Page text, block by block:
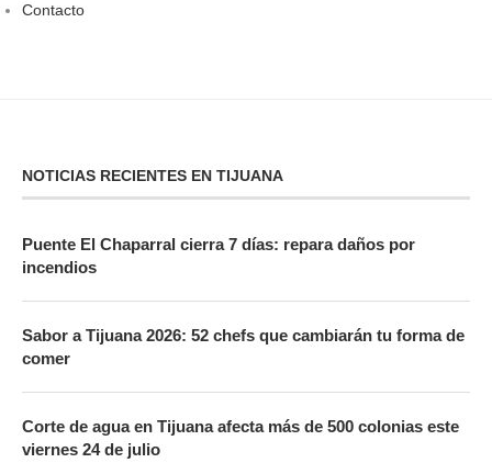
Contacto
NOTICIAS RECIENTES EN TIJUANA
Puente El Chaparral cierra 7 días: repara daños por
incendios
Sabor a Tijuana 2026: 52 chefs que cambiarán tu forma de
comer
Corte de agua en Tijuana afecta más de 500 colonias este
viernes 24 de julio